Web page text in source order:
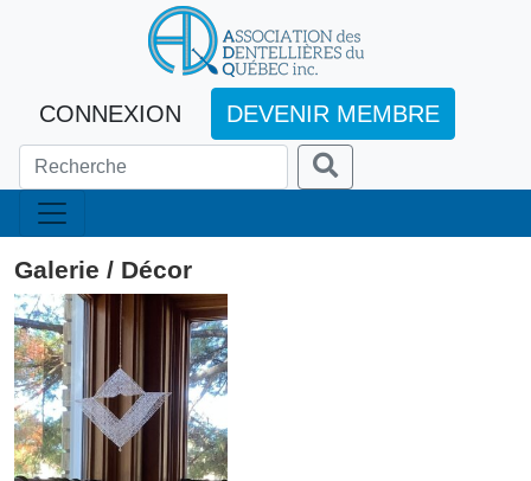
CONNEXION DEVENIR MEMBRE
Galerie / Décor